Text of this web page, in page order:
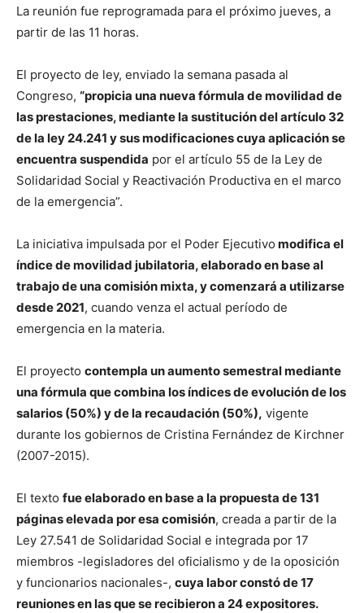
La reunión fue reprogramada para el próximo jueves, a
partir de las 11 horas.
El proyecto de ley, enviado la semana pasada al
Congreso, “propicia una nueva fórmula de movilidad de
las prestaciones, mediante la sustitución del artículo 32
de la ley 24.241 y sus modificaciones cuya aplicación se
encuentra suspendida por el artículo 55 de la Ley de
Solidaridad Social y Reactivación Productiva en el marco
de la emergencia”.
La iniciativa impulsada por el Poder Ejecutivo modifica el
índice de movilidad jubilatoria, elaborado en base al
trabajo de una comisión mixta, y comenzará a utilizarse
desde 2021, cuando venza el actual período de
emergencia en la materia.
El proyecto contempla un aumento semestral mediante
una fórmula que combina los índices de evolución de los
salarios (50%) y de la recaudación (50%), vigente
durante los gobiernos de Cristina Fernández de Kirchner
(2007-2015).
El texto fue elaborado en base a la propuesta de 131
páginas elevada por esa comisión, creada a partir de la
Ley 27.541 de Solidaridad Social e integrada por 17
miembros -legisladores del oficialismo y de la oposición
y funcionarios nacionales-, cuya labor constó de 17
reuniones en las que se recibieron a 24 expositores.